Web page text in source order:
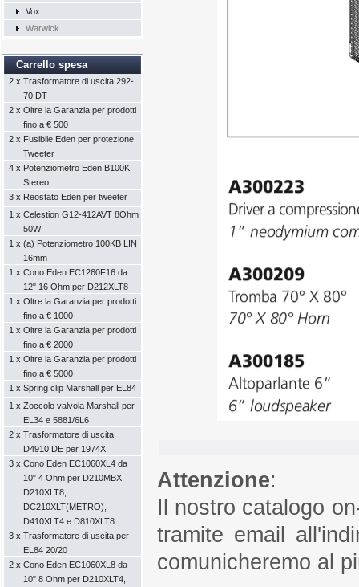
Vox
Warwick
Carrello spesa
2 x Trasformatore di uscita 292-
70 DT
2 x Oltre la Garanzia per prodotti
fino a € 500
2 x Fusibile Eden per protezione
Tweeter
4 x Potenziometro Eden B100K
Stereo
3 x Reostato Eden per tweeter
1 x Celestion G12-412AVT 8Ohm
50W
1 x (a) Potenziometro 100KB LIN
16mm
1 x Cono Eden EC1260F16 da
12" 16 Ohm per D212XLT8
1 x Oltre la Garanzia per prodotti
fino a € 1000
1 x Oltre la Garanzia per prodotti
fino a € 2000
1 x Oltre la Garanzia per prodotti
fino a € 5000
1 x Spring clip Marshall per EL84
1 x Zoccolo valvola Marshall per
EL34 e 5881/6L6
2 x Trasformatore di uscita
D4910 DE per 1974X
3 x Cono Eden EC1060XL4 da
10" 4 Ohm per D210MBX,
D210XLT8,
DC210XLT(METRO),
D410XLT4 e D810XLT8
3 x Trasformatore di uscita per
EL84 20/20
2 x Cono Eden EC1060XL8 da
10" 8 Ohm per D210XLT4,
Attenzione:
Il nostro catalogo
tramite email
comunicheremo al